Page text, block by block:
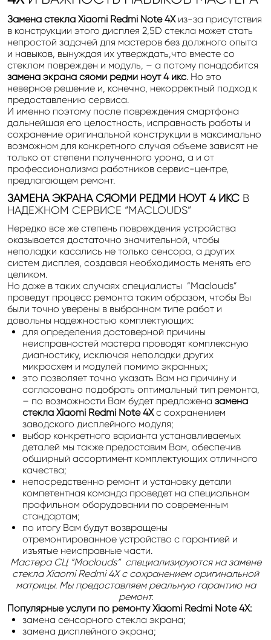
Замена стекла Xiaomi Redmi Note 4X из-за присутствия
в конструкции этого дисплея 2,5D стекла может стать
непростой задачей для мастеров без должного опыта
и навыков, вынуждая их утверждать,что вместе со
стеклом поврежден и модуль, – а потому понадобится
замена экрана сяоми редми ноут 4 икс. Но это
неверное решение и, конечно, некорректный подход к
предоставлению сервиса.
И именно поэтому после повреждения смартфона
дальнейшая его целостность, исправность работы и
сохранение оригинальной конструкции в максимально
возможном для конкретного случая объеме зависят не
только от степени полученного урона, а и от
профессионализма работников сервис-центре,
предлагающем ремонт.
ЗАМЕНА ЭКРАНА СЯОМИ РЕДМИ НОУТ 4 ИКС В
НАДЕЖНОМ СЕРВИСЕ “MACLOUDS”
Нередко все же степень повреждения устройства
оказывается достаточно значительной, чтобы
неполадки касались не только сенсора, а других
систем дисплея, создавая необходимость менять его
целиком.
Но даже в таких случаях специалисты “Maclouds”
проведут процесс ремонта таким образом, чтобы Вы
были точно уверены в выбранном типе работ и
довольны надежностью комплектующих:
для определения достоверной причины
неисправностей мастера проводят комплексную
диагностику, исключая неполадки других
микросхем и модулей помимо экранных;
это позволяет точно указать Вам на причину и
согласовано подобрать оптимальный тип ремонта,
– по возможности Вам будет предложена замена
стекла Xiaomi Redmi Note 4Xс сохранением
заводского дисплейного модуля;
выбор конкретного варианта устанавливаемых
деталей мы также предоставим Вам, обеспечив
обширный ассортимент комплектующих отличного
качества;
непосредственно ремонт и установку детали
компетентная команда проведет на специальном
профильном оборудовании по современным
стандартам;
по итогу Вам будут возвращены
отремонтированное устройство с гарантией и
изъятые неисправные части.
МастераСЦ “Maclouds“ специализируются на замене
стекла Xiaomi Redmi 4X с сохранением оригинальной
матрицы. Мы предоставляем реальную гарантию на
ремонт.
Популярные услуги по ремонту Xiaomi Redmi Note 4X:
замена сенсорного стекла экрана;
замена дисплейного экрана;